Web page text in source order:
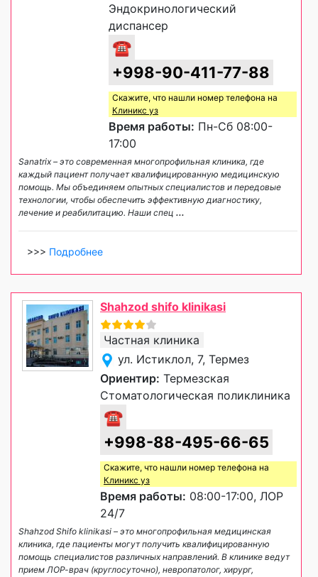
Эндокринологический
диспансер
☎
+998-90-411-77-88
Скажите, что нашли номер телефона на
Клиникс уз
Время работы: Пн-Сб 08:00-
17:00
Sanatrix – это современная многопрофильная клиника, где
каждый пациент получает квалифицированную медицинскую
помощь. Мы объединяем опытных специалистов и передовые
технологии, чтобы обеспечить эффективную диагностику,
лечение и реабилитацию. Наши спец ...
>>> Подробнее
Shahzod shifo klinikasi
Частная клиника
ул. Истиклол, 7, Термез
Ориентир: Термезская
Стоматологическая поликлиника
☎
+998-88-495-66-65
Скажите, что нашли номер телефона на
Клиникс уз
Время работы: 08:00-17:00, ЛОР
24/7
Shahzod Shifo klinikasi – это многопрофильная медицинская
клиника, где пациенты могут получить квалифицированную
помощь специалистов различных направлений. В клинике ведут
прием ЛОР-врач (круглосуточно), невропатолог, хирург,